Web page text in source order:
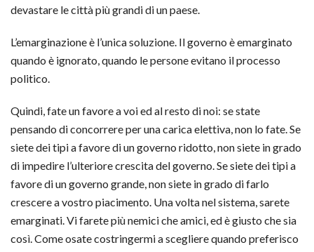
devastare le città più grandi di un paese.
L’emarginazione è l’unica soluzione. Il governo è emarginato
quando è ignorato, quando le persone evitano il processo
politico.
Quindi, fate un favore a voi ed al resto di noi: se state
pensando di concorrere per una carica elettiva, non lo fate. Se
siete dei tipi a favore di un governo ridotto, non siete in grado
di impedire l’ulteriore crescita del governo. Se siete dei tipi a
favore di un governo grande, non siete in grado di farlo
crescere a vostro piacimento. Una volta nel sistema, sarete
emarginati. Vi farete più nemici che amici, ed è giusto che sia
così. Come osate costringermi a scegliere quando preferisco